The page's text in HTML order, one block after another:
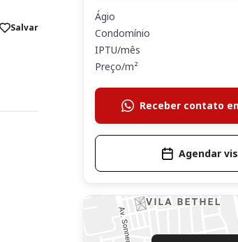
Salvar
Ágio
Condomínio
IPTU/mês
Preço/m²
Receber contato
Agendar